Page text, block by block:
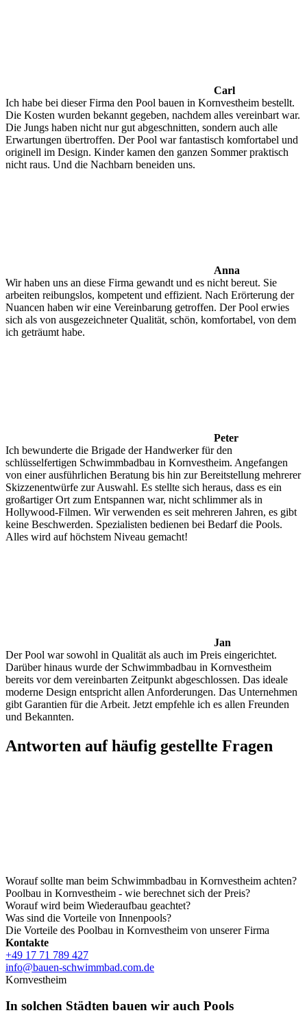
Carl
Ich habe bei dieser Firma den Pool bauen in Kornvestheim bestellt.
Die Kosten wurden bekannt gegeben, nachdem alles vereinbart war.
Die Jungs haben nicht nur gut abgeschnitten, sondern auch alle
Erwartungen übertroffen. Der Pool war fantastisch komfortabel und
originell im Design. Kinder kamen den ganzen Sommer praktisch
nicht raus. Und die Nachbarn beneiden uns.
Anna
Wir haben uns an diese Firma gewandt und es nicht bereut. Sie
arbeiten reibungslos, kompetent und effizient. Nach Erörterung der
Nuancen haben wir eine Vereinbarung getroffen. Der Pool erwies
sich als von ausgezeichneter Qualität, schön, komfortabel, von dem
ich geträumt habe.
Peter
Ich bewunderte die Brigade der Handwerker für den
schlüsselfertigen Schwimmbadbau in Kornvestheim. Angefangen
von einer ausführlichen Beratung bis hin zur Bereitstellung mehrerer
Skizzenentwürfe zur Auswahl. Es stellte sich heraus, dass es ein
großartiger Ort zum Entspannen war, nicht schlimmer als in
Hollywood-Filmen. Wir verwenden es seit mehreren Jahren, es gibt
keine Beschwerden. Spezialisten bedienen bei Bedarf die Pools.
Alles wird auf höchstem Niveau gemacht!
Jan
Der Pool war sowohl in Qualität als auch im Preis eingerichtet.
Darüber hinaus wurde der Schwimmbadbau in Kornvestheim
bereits vor dem vereinbarten Zeitpunkt abgeschlossen. Das ideale
moderne Design entspricht allen Anforderungen. Das Unternehmen
gibt Garantien für die Arbeit. Jetzt empfehle ich es allen Freunden
und Bekannten.
Antworten auf häufig gestellte Fragen
Worauf sollte man beim Schwimmbadbau in Kornvestheim achten?
Poolbau in Kornvestheim - wie berechnet sich der Preis?
Worauf wird beim Wiederaufbau geachtet?
Was sind die Vorteile von Innenpools?
Die Vorteile des Poolbau in Kornvestheim von unserer Firma
Kontakte
+49 17 71 789 427
info@bauen-schwimmbad.com.de
Kornvestheim
In solchen Städten bauen wir auch Pools